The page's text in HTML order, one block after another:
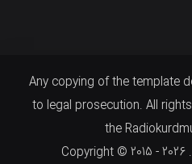
Any copying of the template
to legal prosecution. All
the
Copyright © 2015 -